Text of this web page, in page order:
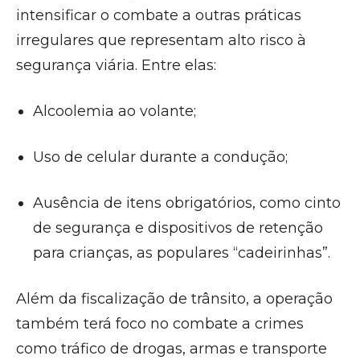
intensificar o combate a outras práticas
irregulares que representam alto risco à
segurança viária. Entre elas:
Alcoolemia ao volante;
Uso de celular durante a condução;
Ausência de itens obrigatórios, como cinto
de segurança e dispositivos de retenção
para crianças, as populares “cadeirinhas”.
Além da fiscalização de trânsito, a operação
também terá foco no combate a crimes
como tráfico de drogas, armas e transporte